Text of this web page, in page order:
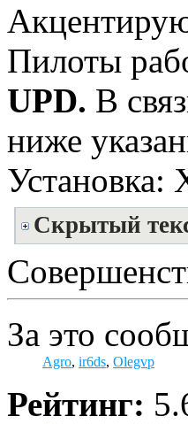
Пилоты
UPD. В
ниже
Скрытый
За это
Agro, ir6ds, Olegvp
Рейтинг: